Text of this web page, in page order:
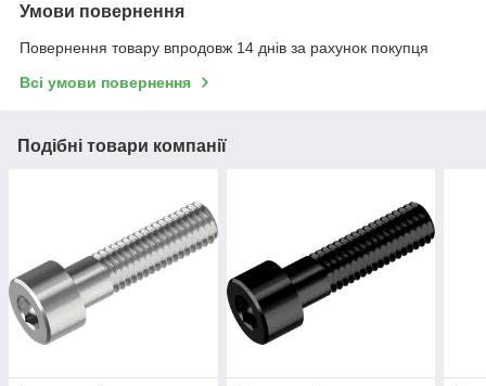
Умови повернення
Повернення товару впродовж 14 днів за рахунок покупця
Всі умови повернення
Подібні товари компанії